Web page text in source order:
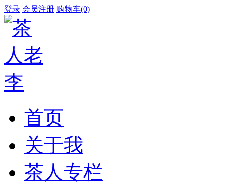
登录 会员注册 购物车(0)
首页
关于我
茶人专栏